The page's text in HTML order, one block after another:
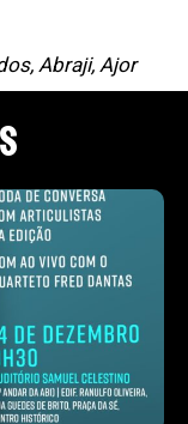
Abraji, Ajor